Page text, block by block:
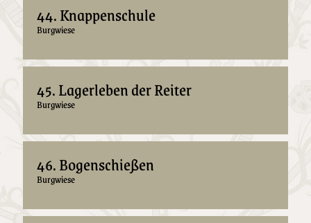
44. Knappenschule
Burgwiese
45. Lagerleben der Reiter
Burgwiese
46. Bogenschießen
Burgwiese